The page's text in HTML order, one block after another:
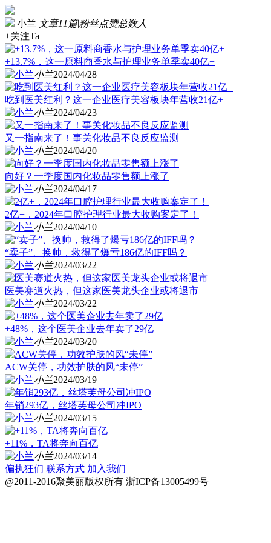
小兰 文章11篇|粉丝点赞总数人
+关注Ta
+13.7%，这一原料商香水与护理业务单季卖40亿+
小兰2024/04/28
吃到医美红利？这一企业医疗美容板块年营收21亿+
小兰2024/04/23
又一指南来了！事关化妆品不良反应监测
小兰2024/04/20
向好？一季度国内化妆品零售额上涨了
小兰2024/04/17
2亿+，2024年口腔护理行业最大收购案定了！
小兰2024/04/10
“卖子”、换帅，救得了爆亏186亿的IFF吗？
小兰2024/03/22
医美赛道火热，但这家医美龙头企业或将退市
小兰2024/03/22
+48%，这个医美企业去年卖了29亿
小兰2024/03/20
ACW关停，功效护肤的风“未停”
小兰2024/03/19
年销293亿，丝塔芙母公司冲IPO
小兰2024/03/15
+11%，TA将奔向百亿
小兰2024/03/14
偏执狂们 联系方式 加入我们
@2011-2016聚美丽版权所有 浙ICP备13005499号